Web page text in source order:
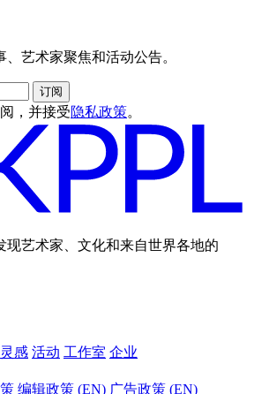
艺术家聚焦和活动公告。
订阅
，并接受隐私政策。
现艺术家、文化和来自世界各地的
感 活动 工作室 企业
编辑政策 (EN) 广告政策 (EN)